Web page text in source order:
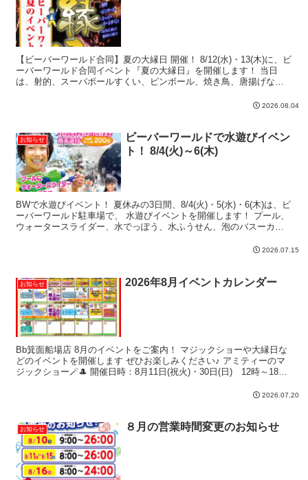
【ビーバーワールド合同】夏の大縁日 開催！ 8/12(水)・13(木)に、ビ
ーバーワールド合同イベント『夏の大縁日』を開催します！ 当日
は、射的、スーパボールすくい、ピンボール、焼き鳥、唐揚げなど
2026.08.04
お知らせ
ビーバーワールドで水遊びイベン
ト！ 8/4(火)～6(木)
BWで水遊びイベント！ 夏休みの3日間、8/4(火)・5(水)・6(木)は、ビ
ーバーワールド駐車場で、 水遊びイベントを開催します！ プール、
ウォータースライダー、水でっぽう、水ふうせん、泡のバスーカ
2026.07.15
お知らせ 2026年8月イベントカレンダー
Bb箕面船場店 8月のイベントをご案内！ マジックショーや大縁日な
どのイベントを開催します ぜひお楽しみください♪ アミティーのマ
ジックショー🪄🎩 開催日時：8月11日(祝火)・30日(日) 12時～18時
2026.07.20
お知らせ ８月の営業時間変更のお知らせ